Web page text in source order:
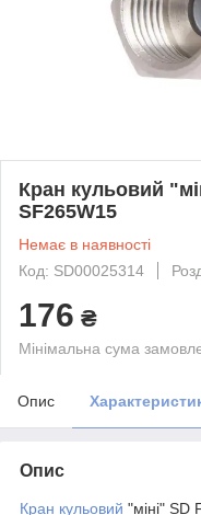
Кран кульовий
SF265W15
Немає в наявності
Код: SD00025314
176 ₴
Мінімальна сума
Опис
Опис
Кран кульовий "міні"